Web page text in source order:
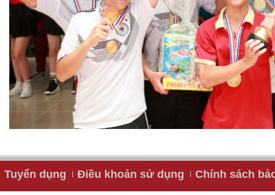
Tuyển dụng Điều khoản sử dụng Chính sách